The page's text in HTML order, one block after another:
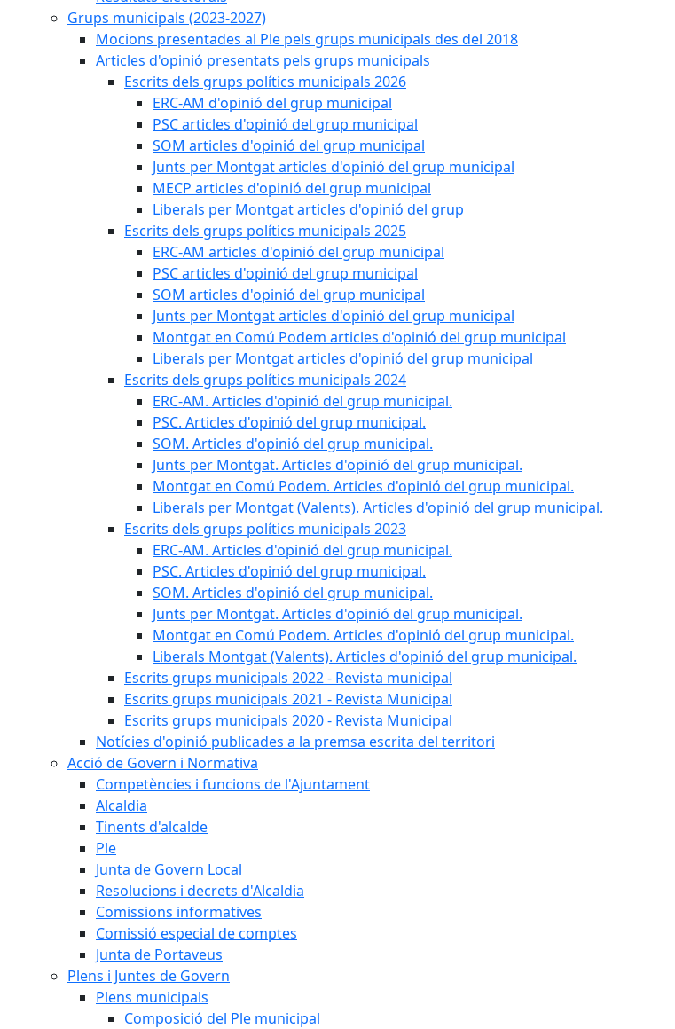
Grups municipals (2023-2027)
Mocions presentades al Ple pels grups municipals des del 2018
Articles d'opinió presentats pels grups municipals
Escrits dels grups polítics municipals 2026
ERC-AM d'opinió del grup municipal
PSC articles d'opinió del grup municipal
SOM articles d'opinió del grup municipal
Junts per Montgat articles d'opinió del grup municipal
MECP articles d'opinió del grup municipal
Liberals per Montgat articles d'opinió del grup
Escrits dels grups polítics municipals 2025
ERC-AM articles d'opinió del grup municipal
PSC articles d'opinió del grup municipal
SOM articles d'opinió del grup municipal
Junts per Montgat articles d'opinió del grup municipal
Montgat en Comú Podem articles d'opinió del grup municipal
Liberals per Montgat articles d'opinió del grup municipal
Escrits dels grups polítics municipals 2024
ERC-AM. Articles d'opinió del grup municipal.
PSC. Articles d'opinió del grup municipal.
SOM. Articles d'opinió del grup municipal.
Junts per Montgat. Articles d'opinió del grup municipal.
Montgat en Comú Podem. Articles d'opinió del grup municipal.
Liberals per Montgat (Valents). Articles d'opinió del grup municipal.
Escrits dels grups polítics municipals 2023
ERC-AM. Articles d'opinió del grup municipal.
PSC. Articles d'opinió del grup municipal.
SOM. Articles d'opinió del grup municipal.
Junts per Montgat. Articles d'opinió del grup municipal.
Montgat en Comú Podem. Articles d'opinió del grup municipal.
Liberals Montgat (Valents). Articles d'opinió del grup municipal.
Escrits grups municipals 2022 - Revista municipal
Escrits grups municipals 2021 - Revista Municipal
Escrits grups municipals 2020 - Revista Municipal
Notícies d'opinió publicades a la premsa escrita del territori
Acció de Govern i Normativa
Competències i funcions de l'Ajuntament
Alcaldia
Tinents d'alcalde
Ple
Junta de Govern Local
Resolucions i decrets d'Alcaldia
Comissions informatives
Comissió especial de comptes
Junta de Portaveus
Plens i Juntes de Govern
Plens municipals
Composició del Ple municipal